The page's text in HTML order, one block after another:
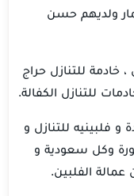
ولديهم حسن
خادمة للتنازل حراج
للتنازل الكفالة.
فلبينيه للتنازل و
وكل سعودية و
الفلبين.